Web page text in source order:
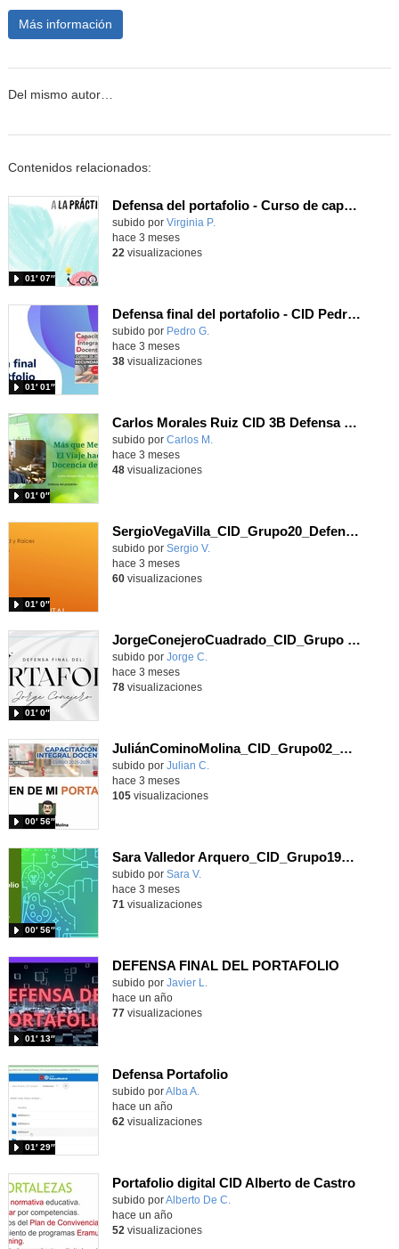
Más información
Del mismo autor…
Contenidos relacionados:
Defensa del portafolio - Curso de capacitación integral docente
subido por Virginia P.
01′ 07″
hace 3 meses
22 visualizaciones
Defensa final del portafolio - CID Pedro González Grupo 08 Curso 2025/26
subido por Pedro G.
01′ 01″
hace 3 meses
38visualizaciones
Carlos Morales Ruiz CID 3B Defensa portafolio digital
Contenido educativo.
subido por Carlos M.
01′ 0″
hace 3 meses
48visualizaciones
SergioVegaVilla_CID_Grupo20_Defensa final del Portafolio
subido por Sergio V.
01′ 0″
hace 3 meses
60visualizaciones
JorgeConejeroCuadrado_CID_Grupo 06_Defensa del portafolio
subido por Jorge C.
01′ 0″
hace 3 meses
78visualizaciones
JuliánCominoMolina_CID_Grupo02_Defensa del portafolio (video)
Contenido educativo.
subido por Julian C.
00′ 56″
hace 3 meses
105visualizaciones
Sara Valledor Arquero_CID_Grupo19_Defensa portafolio digital
Contenido educativo.
subido por Sara V.
00′ 56″
hace 3 meses
71 visualizaciones
DEFENSA FINAL DEL PORTAFOLIO
Contenido educativo.
subido por Javier L.
01′ 13″
hace un año
77visualizaciones
Defensa Portafolio
Contenido educativo.
subido porAlba A.
01′ 29″
hace un año
62 visualizaciones
Portafolio digital CID Alberto de Castro
Contenido educativo.
subido porAlberto De C.
hace un año
52 visualizaciones